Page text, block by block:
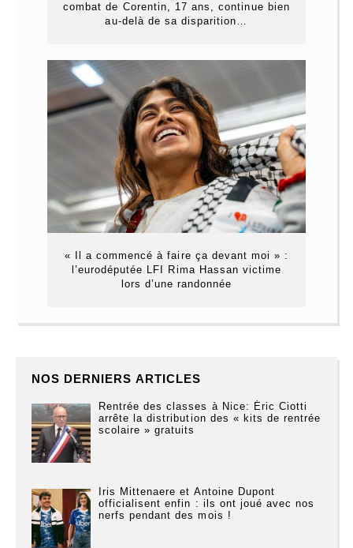
combat de Corentin, 17 ans, continue bien
au-delà de sa disparition…
« Il a commencé à faire ça devant moi » :
l’eurodéputée LFI Rima Hassan victime
lors d’une randonnée
NOS DERNIERS ARTICLES
Rentrée des classes à Nice: Éric Ciotti
arrête la distribution des « kits de rentrée
scolaire » gratuits
Iris Mittenaere et Antoine Dupont
officialisent enfin : ils ont joué avec nos
nerfs pendant des mois !